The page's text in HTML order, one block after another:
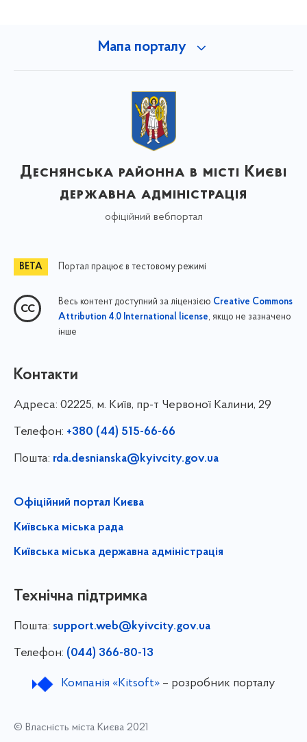
Мапа порталу
Деснянська районна в місті Києві
державна адміністрація
офіційний вебпортал
Портал працює в тестовому режимі
Весь контент доступний за ліцензією Creative Commons
Attribution 4.0 International license, якщо не зазначено
інше
Контакти
Адреса: 02225, м. Київ, пр-т Червоної Калини, 29
Телефон: +380 (44) 515-66-66
Пошта: rda.desnianska@kyivcity.gov.ua
Офіційний портал Києва
Київська міська рада
Київська міська державна адміністрація
Технічна підтримка
Пошта: support.web@kyivcity.gov.ua
Телефон: (044) 366-80-13
Компанія «Kitsoft»– розробник порталу
© Власність міста Києва 2021